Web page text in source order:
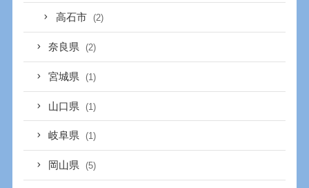
高石市 (2)
奈良県 (2)
宮城県 (1)
山口県 (1)
岐阜県 (1)
岡山県 (5)